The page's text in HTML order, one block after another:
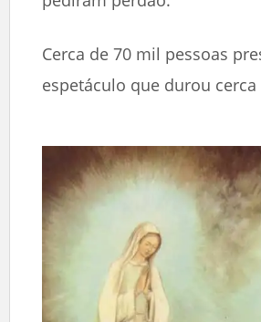
Cerca de 70 mil pessoas
espetáculo que durou